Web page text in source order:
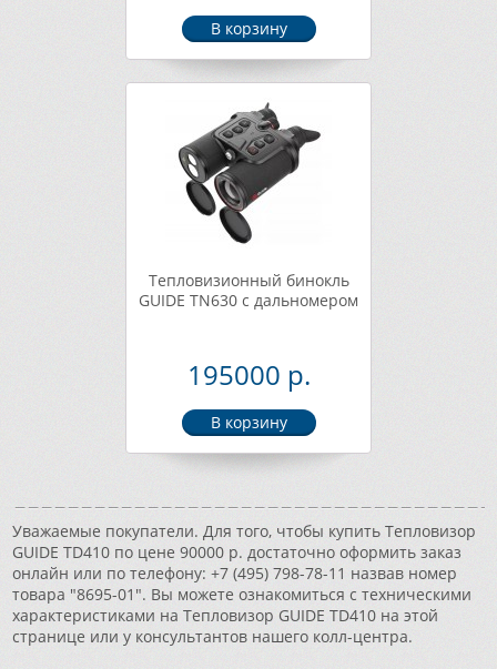
Тепловизионный бинокль
GUIDE TN630 с дальномером
195000 р.
Уважаемые покупатели. Для того, чтобы купить Тепловизор
GUIDE TD410 по цене 90000 р. достаточно оформить заказ
онлайн или по телефону: +7 (495) 798-78-11 назвав номер
товара "8695-01". Вы можете ознакомиться с техническими
характеристиками на Тепловизор GUIDE TD410 на этой
странице или у консультантов нашего колл-центра.